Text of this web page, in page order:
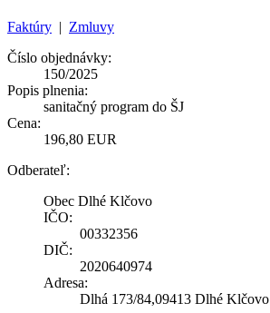
Faktúry | Zmluvy
Číslo objednávky:
150/2025
Popis plnenia:
sanitačný program do ŠJ
Cena:
196,80 EUR
Odberateľ:
Obec Dlhé Klčovo
IČO:
00332356
DIČ:
2020640974
Adresa:
Dlhá 173/84,09413 Dlhé Klčovo